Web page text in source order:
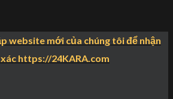
website mới của chúng tôi để nhận
https://24KARA.com